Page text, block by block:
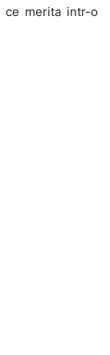
ce merita intr-o